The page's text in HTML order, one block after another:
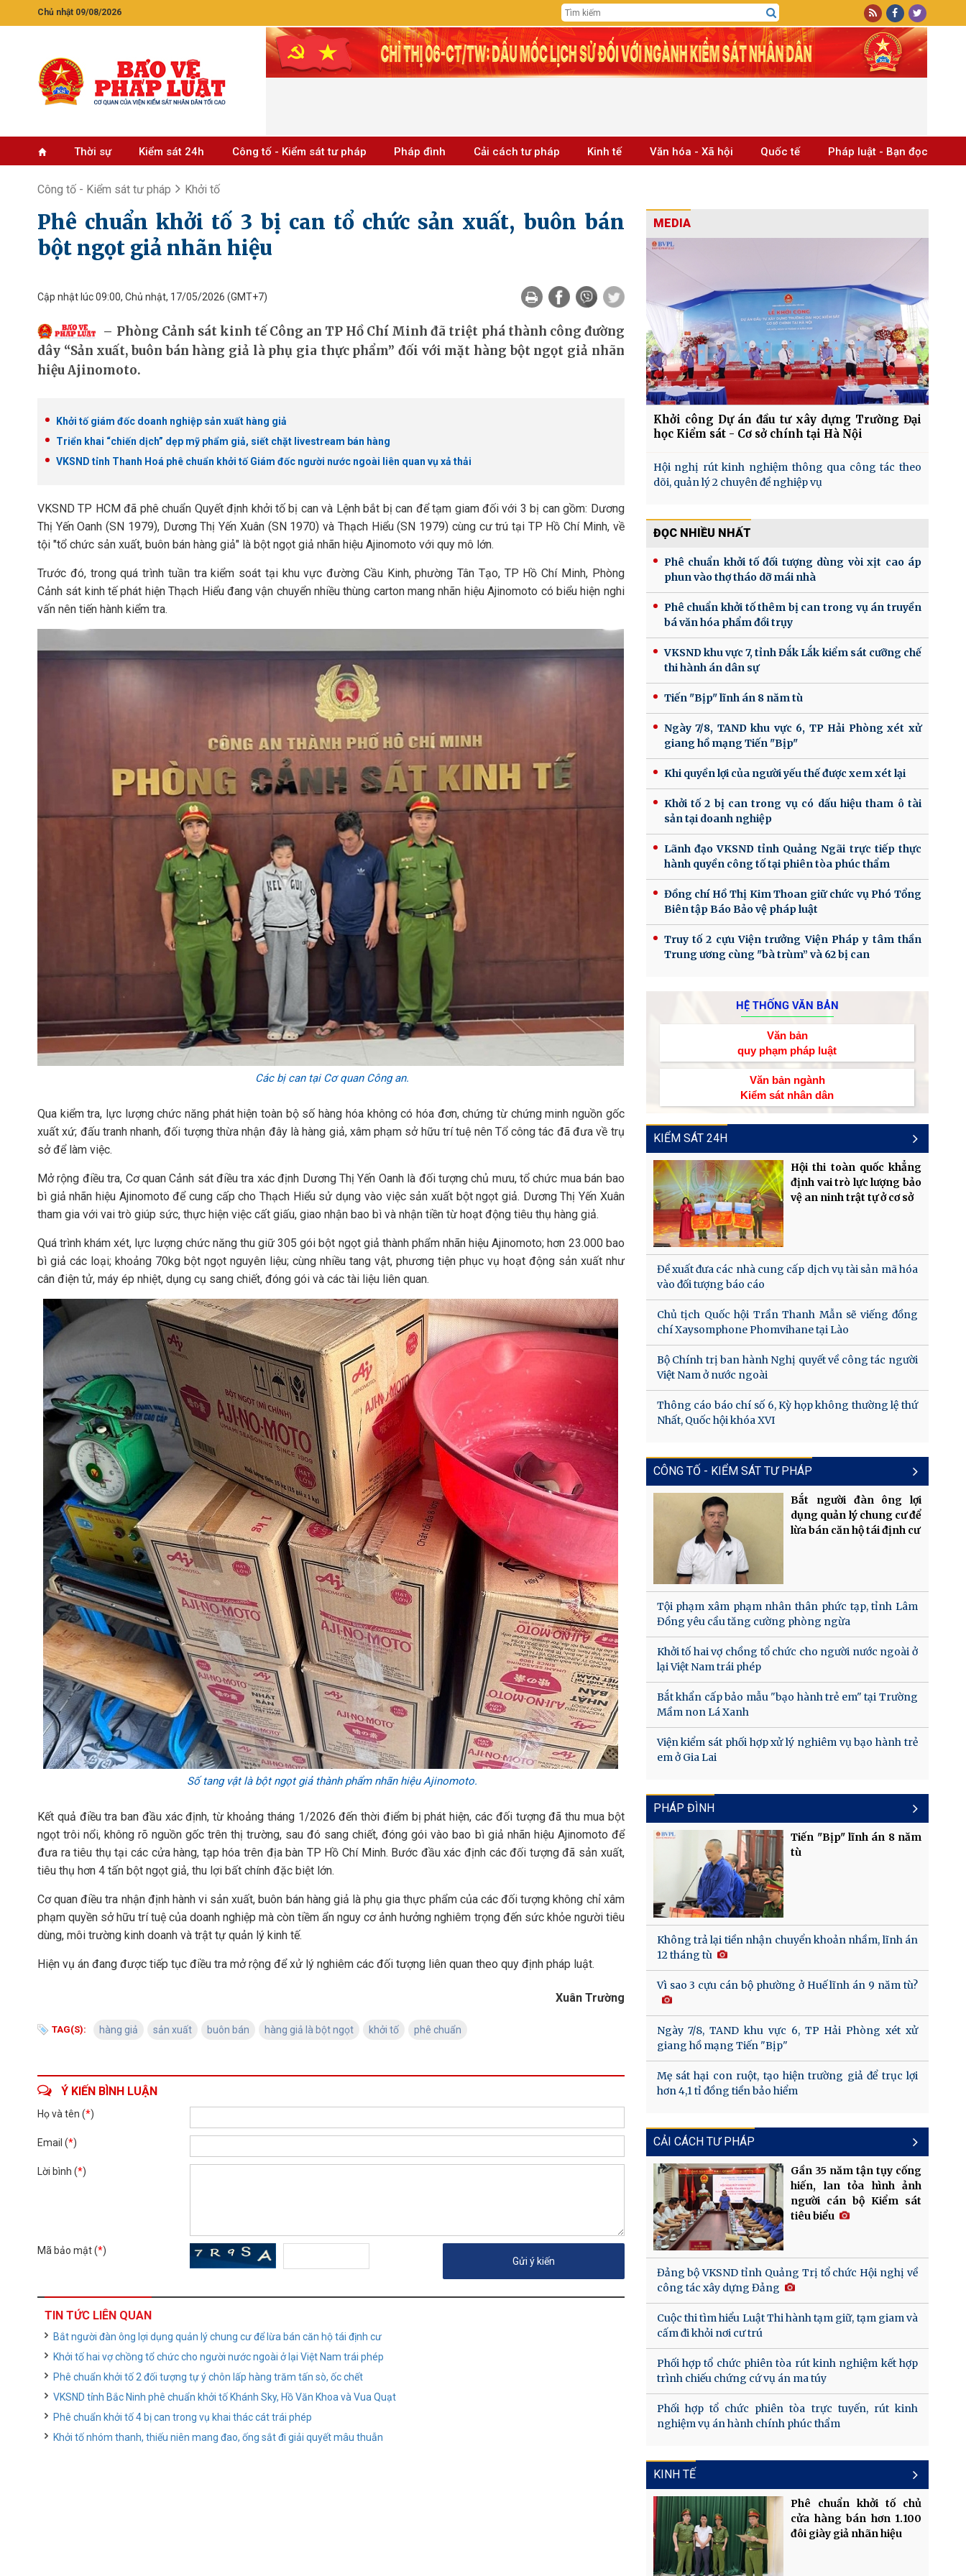
Chủ nhật 09/08/2026
Thời sự Kiểm sát 24h Công tố - Kiểm sát tư pháp Pháp đình Cải cách tư pháp Kinh tế Văn hóa - Xã hội Quốc tế Pháp luật - Bạn đọc
Công tố - Kiểm sát tư pháp Khởi tố
Phê chuẩn khởi tố 3 bị can tổ chức sản xuất, buôn bán
bột ngọt giả nhãn hiệu
Cập nhật lúc 09:00, Chủ nhật, 17/05/2026 (GMT+7)
Phòng Cảnh sát kinh tế Công an TP Hồ Chí Minh đã triệt phá thành công đường
dây “Sản xuất, buôn bán hàng giả là phụ gia thực phẩm” đối với mặt hàng bột ngọt giả nhãn
hiệu Ajinomoto.
Khởi tố giám đốc doanh nghiệp sản xuất hàng giả
Triển khai “chiến dịch” dẹp mỹ phẩm giả, siết chặt livestream bán hàng
VKSND tỉnh Thanh Hoá phê chuẩn khởi tố Giám đốc người nước ngoài liên quan vụ xả thải
VKSND TP HCM đã phê chuẩn Quyết định khởi tố bị can và Lệnh bắt bị can để tạm giam đối với 3 bị can gồm: Dương
Thị Yến Oanh (SN 1979), Dương Thị Yến Xuân (SN 1970) và Thạch Hiểu (SN 1979) cùng cư trú tại TP Hồ Chí Minh, về
tội "tổ chức sản xuất, buôn bán hàng giả" là bột ngọt giả nhãn hiệu Ajinomoto với quy mô lớn.
Trước đó, trong quá trình tuần tra kiểm soát tại khu vực đường Cầu Kinh, phường Tân Tạo, TP Hồ Chí Minh, Phòng
Cảnh sát kinh tế phát hiện Thạch Hiểu đang vận chuyển nhiều thùng carton mang nhãn hiệu Ajinomoto có biểu hiện nghi
vấn nên tiến hành kiểm tra.
Các bị can tại Cơ quan Công an.
Qua kiểm tra, lực lượng chức năng phát hiện toàn bộ số hàng hóa không có hóa đơn, chứng từ chứng minh nguồn gốc
xuất xứ; đấu tranh nhanh, đối tượng thừa nhận đây là hàng giả, xâm phạm sở hữu trí tuệ nên Tổ công tác đã đưa về trụ
sở để làm việc.
Mở rộng điều tra, Cơ quan Cảnh sát điều tra xác định Dương Thị Yến Oanh là đối tượng chủ mưu, tổ chức mua bán bao
bì giả nhãn hiệu Ajinomoto để cung cấp cho Thạch Hiểu sử dụng vào việc sản xuất bột ngọt giả. Dương Thị Yến Xuân
tham gia với vai trò giúp sức, thực hiện việc cất giấu, giao nhận bao bì và nhận tiền từ hoạt động tiêu thụ hàng giả.
Quá trình khám xét, lực lượng chức năng thu giữ 305 gói bột ngọt giả thành phẩm nhãn hiệu Ajinomoto; hơn 23.000 bao
bì giả các loại; khoảng 70kg bột ngọt nguyên liệu; cùng nhiều tang vật, phương tiện phục vụ hoạt động sản xuất như
cân điện tử, máy ép nhiệt, dụng cụ sang chiết, đóng gói và các tài liệu liên quan.
Số tang vật là bột ngọt giả thành phẩm nhãn hiệu Ajinomoto.
Kết quả điều tra ban đầu xác định, từ khoảng tháng 1/2026 đến thời điểm bị phát hiện, các đối tượng đã thu mua bột
ngọt trôi nổi, không rõ nguồn gốc trên thị trường, sau đó sang chiết, đóng gói vào bao bì giả nhãn hiệu Ajinomoto để
đưa ra tiêu thụ tại các cửa hàng, tạp hóa trên địa bàn TP Hồ Chí Minh. Bước đầu xác định các đối tượng đã sản xuất,
tiêu thụ hơn 4 tấn bột ngọt giả, thu lợi bất chính đặc biệt lớn.
Cơ quan điều tra nhận định hành vi sản xuất, buôn bán hàng giả là phụ gia thực phẩm của các đối tượng không chỉ xâm
phạm quyền sở hữu trí tuệ của doanh nghiệp mà còn tiềm ẩn nguy cơ ảnh hưởng nghiêm trọng đến sức khỏe người tiêu
dùng, môi trường kinh doanh và trật tự quản lý kinh tế.
Hiện vụ án đang được tiếp tục điều tra mở rộng để xử lý nghiêm các đối tượng liên quan theo quy định pháp luật.
Xuân Trường
TAG(S): hàng giả sản xuất buôn bán hàng giả là bột ngọt khởi tố phê chuẩn
Ý KIẾN BÌNH LUẬN
Họ và tên (*)
Email (*)
Lời bình (*)
Mã bảo mật (*)
TIN TỨC LIÊN QUAN
Bắt người đàn ông lợi dụng quản lý chung cư để lừa bán căn hộ tái định cư
Khởi tố hai vợ chồng tổ chức cho người nước ngoài ở lại Việt Nam trái phép
Phê chuẩn khởi tố 2 đối tượng tự ý chôn lấp hàng trăm tấn sò, ốc chết
VKSND tỉnh Bắc Ninh phê chuẩn khởi tố Khánh Sky, Hồ Văn Khoa và Vua Quạt
Phê chuẩn khởi tố 4 bị can trong vụ khai thác cát trái phép
Khởi tố nhóm thanh, thiếu niên mang đao, ống sắt đi giải quyết mâu thuẫn
MEDIA
Khởi công Dự án đầu tư xây dựng Trường Đại
học Kiểm sát - Cơ sở chính tại Hà Nội
Hội nghị rút kinh nghiệm thông qua công tác theo
dõi, quản lý 2 chuyên đề nghiệp vụ
ĐỌC NHIỀU NHẤT
Phê chuẩn khởi tố đối tượng dùng vòi xịt cao áp
phun vào thợ tháo dỡ mái nhà
Phê chuẩn khởi tố thêm bị can trong vụ án truyền
bá văn hóa phẩm đồi trụy
VKSND khu vực 7, tỉnh Đắk Lắk kiểm sát cưỡng chế
thi hành án dân sự
Tiến "Bịp" lĩnh án 8 năm tù
Ngày 7/8, TAND khu vực 6, TP Hải Phòng xét xử
giang hồ mạng Tiến "Bịp"
Khi quyền lợi của người yếu thế được xem xét lại
Khởi tố 2 bị can trong vụ có dấu hiệu tham ô tài
sản tại doanh nghiệp
Lãnh đạo VKSND tỉnh Quảng Ngãi trực tiếp thực
hành quyền công tố tại phiên tòa phúc thẩm
Đồng chí Hồ Thị Kim Thoan giữ chức vụ Phó Tổng
Biên tập Báo Bảo vệ pháp luật
Truy tố 2 cựu Viện trưởng Viện Pháp y tâm thần
Trung ương cùng "bà trùm” và 62 bị can
HỆ THỐNG VĂN BẢN
Văn bản
quy phạm pháp luật
Văn bản ngành
Kiểm sát nhân dân
KIỂM SÁT 24H
Hội thi toàn quốc khẳng
định vai trò lực lượng bảo
vệ an ninh trật tự ở cơ sở
Đề xuất đưa các nhà cung cấp dịch vụ tài sản mã hóa
vào đối tượng báo cáo
Chủ tịch Quốc hội Trần Thanh Mẫn sẽ viếng đồng
chí Xaysomphone Phomvihane tại Lào
Bộ Chính trị ban hành Nghị quyết về công tác người
Việt Nam ở nước ngoài
Thông cáo báo chí số 6, Kỳ họp không thường lệ thứ
Nhất, Quốc hội khóa XVI
CÔNG TỐ - KIỂM SÁT TƯ PHÁP
Bắt người đàn ông lợi
dụng quản lý chung cư để
lừa bán căn hộ tái định cư
Tội phạm xâm phạm nhân thân phức tạp, tỉnh Lâm
Đồng yêu cầu tăng cường phòng ngừa
Khởi tố hai vợ chồng tổ chức cho người nước ngoài ở
lại Việt Nam trái phép
Bắt khẩn cấp bảo mẫu "bạo hành trẻ em" tại Trường
Mầm non Lá Xanh
Viện kiểm sát phối hợp xử lý nghiêm vụ bạo hành trẻ
em ở Gia Lai
PHÁP ĐÌNH
Tiến "Bịp" lĩnh án 8 năm
tù
Không trả lại tiền nhận chuyển khoản nhầm, lĩnh án
12 tháng tù
Vì sao 3 cựu cán bộ phường ở Huế lĩnh án 9 năm tù?
Ngày 7/8, TAND khu vực 6, TP Hải Phòng xét xử
giang hồ mạng Tiến "Bịp"
Mẹ sát hại con ruột, tạo hiện trường giả để trục lợi
hơn 4,1 tỉ đồng tiền bảo hiểm
CẢI CÁCH TƯ PHÁP
Gần 35 năm tận tụy cống
hiến, lan tỏa hình ảnh
người cán bộ Kiểm sát
tiêu biểu
Đảng bộ VKSND tỉnh Quảng Trị tổ chức Hội nghị về
công tác xây dựng Đảng
Cuộc thi tìm hiểu Luật Thi hành tạm giữ, tạm giam và
cấm đi khỏi nơi cư trú
Phối hợp tổ chức phiên tòa rút kinh nghiệm kết hợp
trình chiếu chứng cứ vụ án ma túy
Phối hợp tổ chức phiên tòa trực tuyến, rút kinh
nghiệm vụ án hành chính phúc thẩm
KINH TẾ
Phê chuẩn khởi tố chủ
cửa hàng bán hơn 1.100
đôi giày giả nhãn hiệu